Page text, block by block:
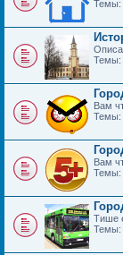
Темы:
Темы:
Вам
Темы:
Вам
Темы:
Тише
Темы: